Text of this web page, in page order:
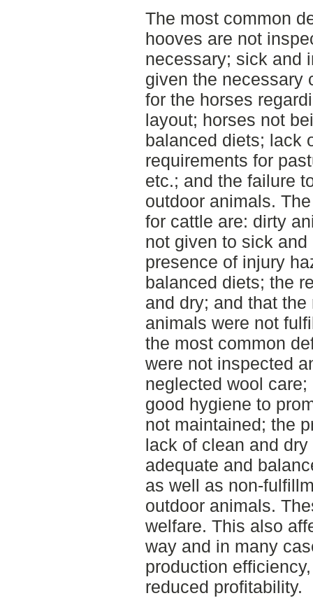
The most common
hooves are not
necessary; sick and
given the necessary
for the horses
layout; horses not
balanced diets; lack
requirements for
etc.; and the failure
outdoor animals.
for cattle are: dirty
not given to sick
presence of injury
balanced diets; the
and dry; and that
animals were not
the most common
were not inspected
neglected wool
good hygiene to
not maintained; the
lack of clean and
adequate and
as well as non-
outdoor animals.
welfare. This also
way and in many
production
reduced profitability.